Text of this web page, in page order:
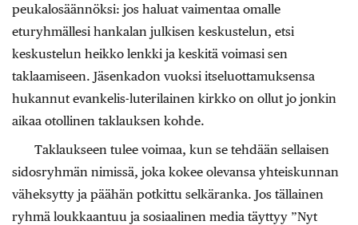
peukalosäännöksi: jos haluat vaimentaa omalle
eturyhmällesi hankalan julkisen keskustelun, etsi
keskustelun heikko lenkki ja keskitä voimasi sen
taklaamiseen. Jäsenkadon vuoksi itseluottamuksensa
hukannut evankelis-luterilainen kirkko on ollut jo jonkin
aikaa otollinen taklauksen kohde.
Taklaukseen tulee voimaa, kun se tehdään sellaisen
sidosryhmän nimissä, joka kokee olevansa yhteiskunnan
väheksytty ja päähän potkittu selkäranka. Jos tällainen
ryhmä loukkaantuu ja sosiaalinen media täyttyy ”Nyt